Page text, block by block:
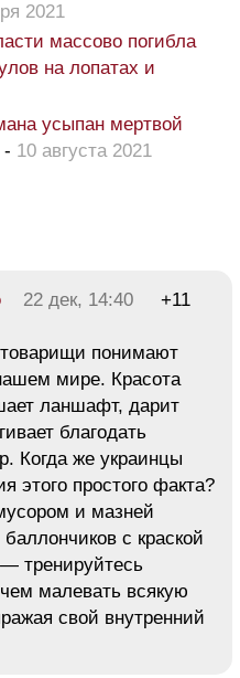
2021
массово погибла
на лопатах и
усыпан мертвой
- 10 августа 2021
22 дек, 14:40 +11
понимают
мире. Красота
ланшафт, дарит
благодать
Когда же украинцы
этого простого факта?
и мазней
с краской
тренируйтесь
малевать всякую
свой внутренний